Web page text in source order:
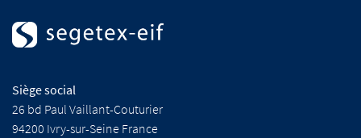
Siège social
26 bd Paul Vaillant-Couturier
94200 Ivry-sur-Seine France